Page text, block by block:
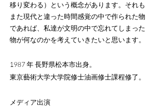
移り変わる）という概念があります。それも
また現代と違った時間感覚の中で作られた物
であれば、私達が文明の中で忘れてしまった
物が何なのかを考えていきたいと思います。
1987 年 長野県松本市出身。
東京藝術大学大学院修士油画修士課程修了。
メディア出演